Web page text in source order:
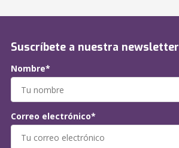
Suscríbete a nuestra newsletter
Nombre*
Correo electrónico*